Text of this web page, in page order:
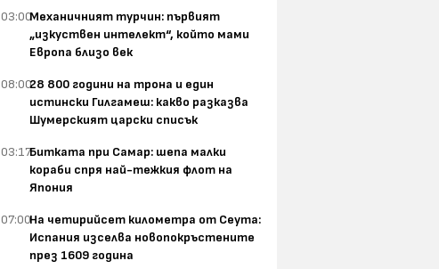
03:00Механичният турчин: първият
„изкуствен интелект“, който мами
Европа близо век
08:0028 800 години на трона и един
истински Гилгамеш: какво разказва
Шумерският царски списък
03:17Битката при Самар: шепа малки
кораби спря най-тежкия флот на
Япония
07:00На четирийсет километра от Сеута:
Испания изселва новопокръстените
през 1609 година